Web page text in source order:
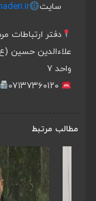
سایت
دفتر ارتباطات
علاءالدین حسین
واحد ۷
مطالب مرتبط